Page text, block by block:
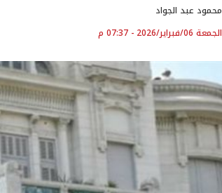
محمود عبد الجواد
الجمعة 06/فبراير/2026 - 07:37 م